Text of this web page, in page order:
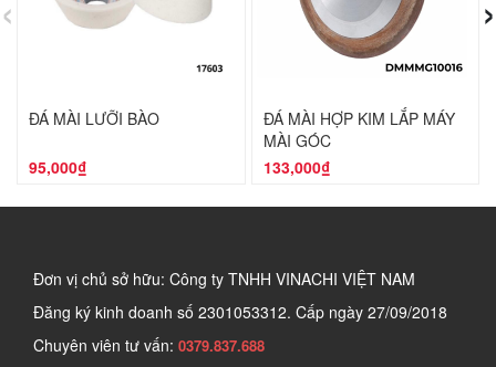
ĐÁ MÀI LƯỠI BÀO
95,000₫
ĐÁ MÀI HỢP KIM LẮP MÁY
MÀI GÓC
133,000₫
Đơn vị chủ sở hữu: Công ty TNHH VINACHI VIỆT NAM
Đăng ký kinh doanh số 2301053312. Cấp ngày 27/09/2018
Chuyên viên tư vấn: 0379.837.688